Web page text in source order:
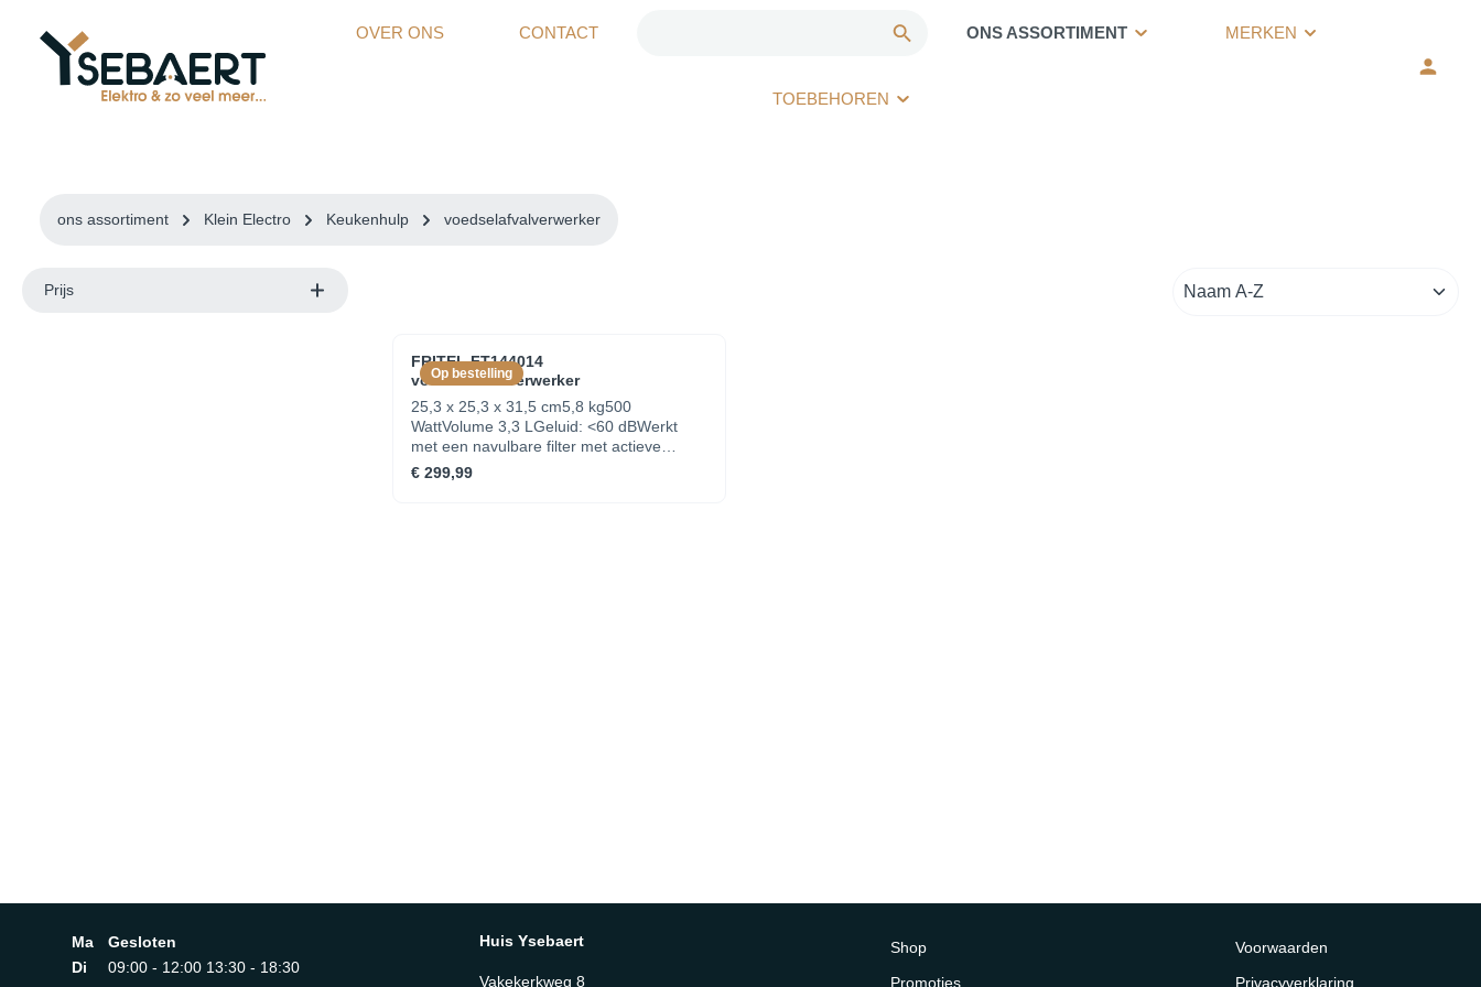
OVER ONS CONTACT ONS ASSORTIMENT MERKEN
TOEBEHOREN
ons assortiment Klein Electro Keukenhulp voedselafvalverwerker
Prijs
Op bestelling
FRITEL FT144014
voedselafvalverwerker
25,3 x 25,3 x 31,5 cm5,8 kg500
WattVolume 3,3 LGeluid: <60 dBWerkt
met een navulbare filter met actieve
koolstofDient op een afstand van min. 15
cm van muren e.d. geplaatst te
€ 299,99
Ma
Gesloten
Di
09:00 - 12:00 13:30 - 18:30
Huis Ysebaert
Vakekerkweg 8
Shop
Promoties
Voorwaarden
Privacyverklaring